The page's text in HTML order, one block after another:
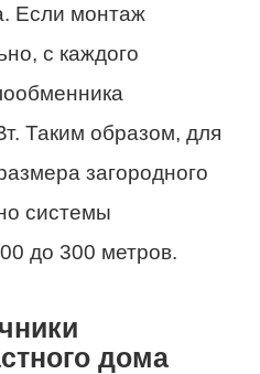
Если монтаж
с каждого
Таким образом, для
загородного
системы
до 300 метров.
дома